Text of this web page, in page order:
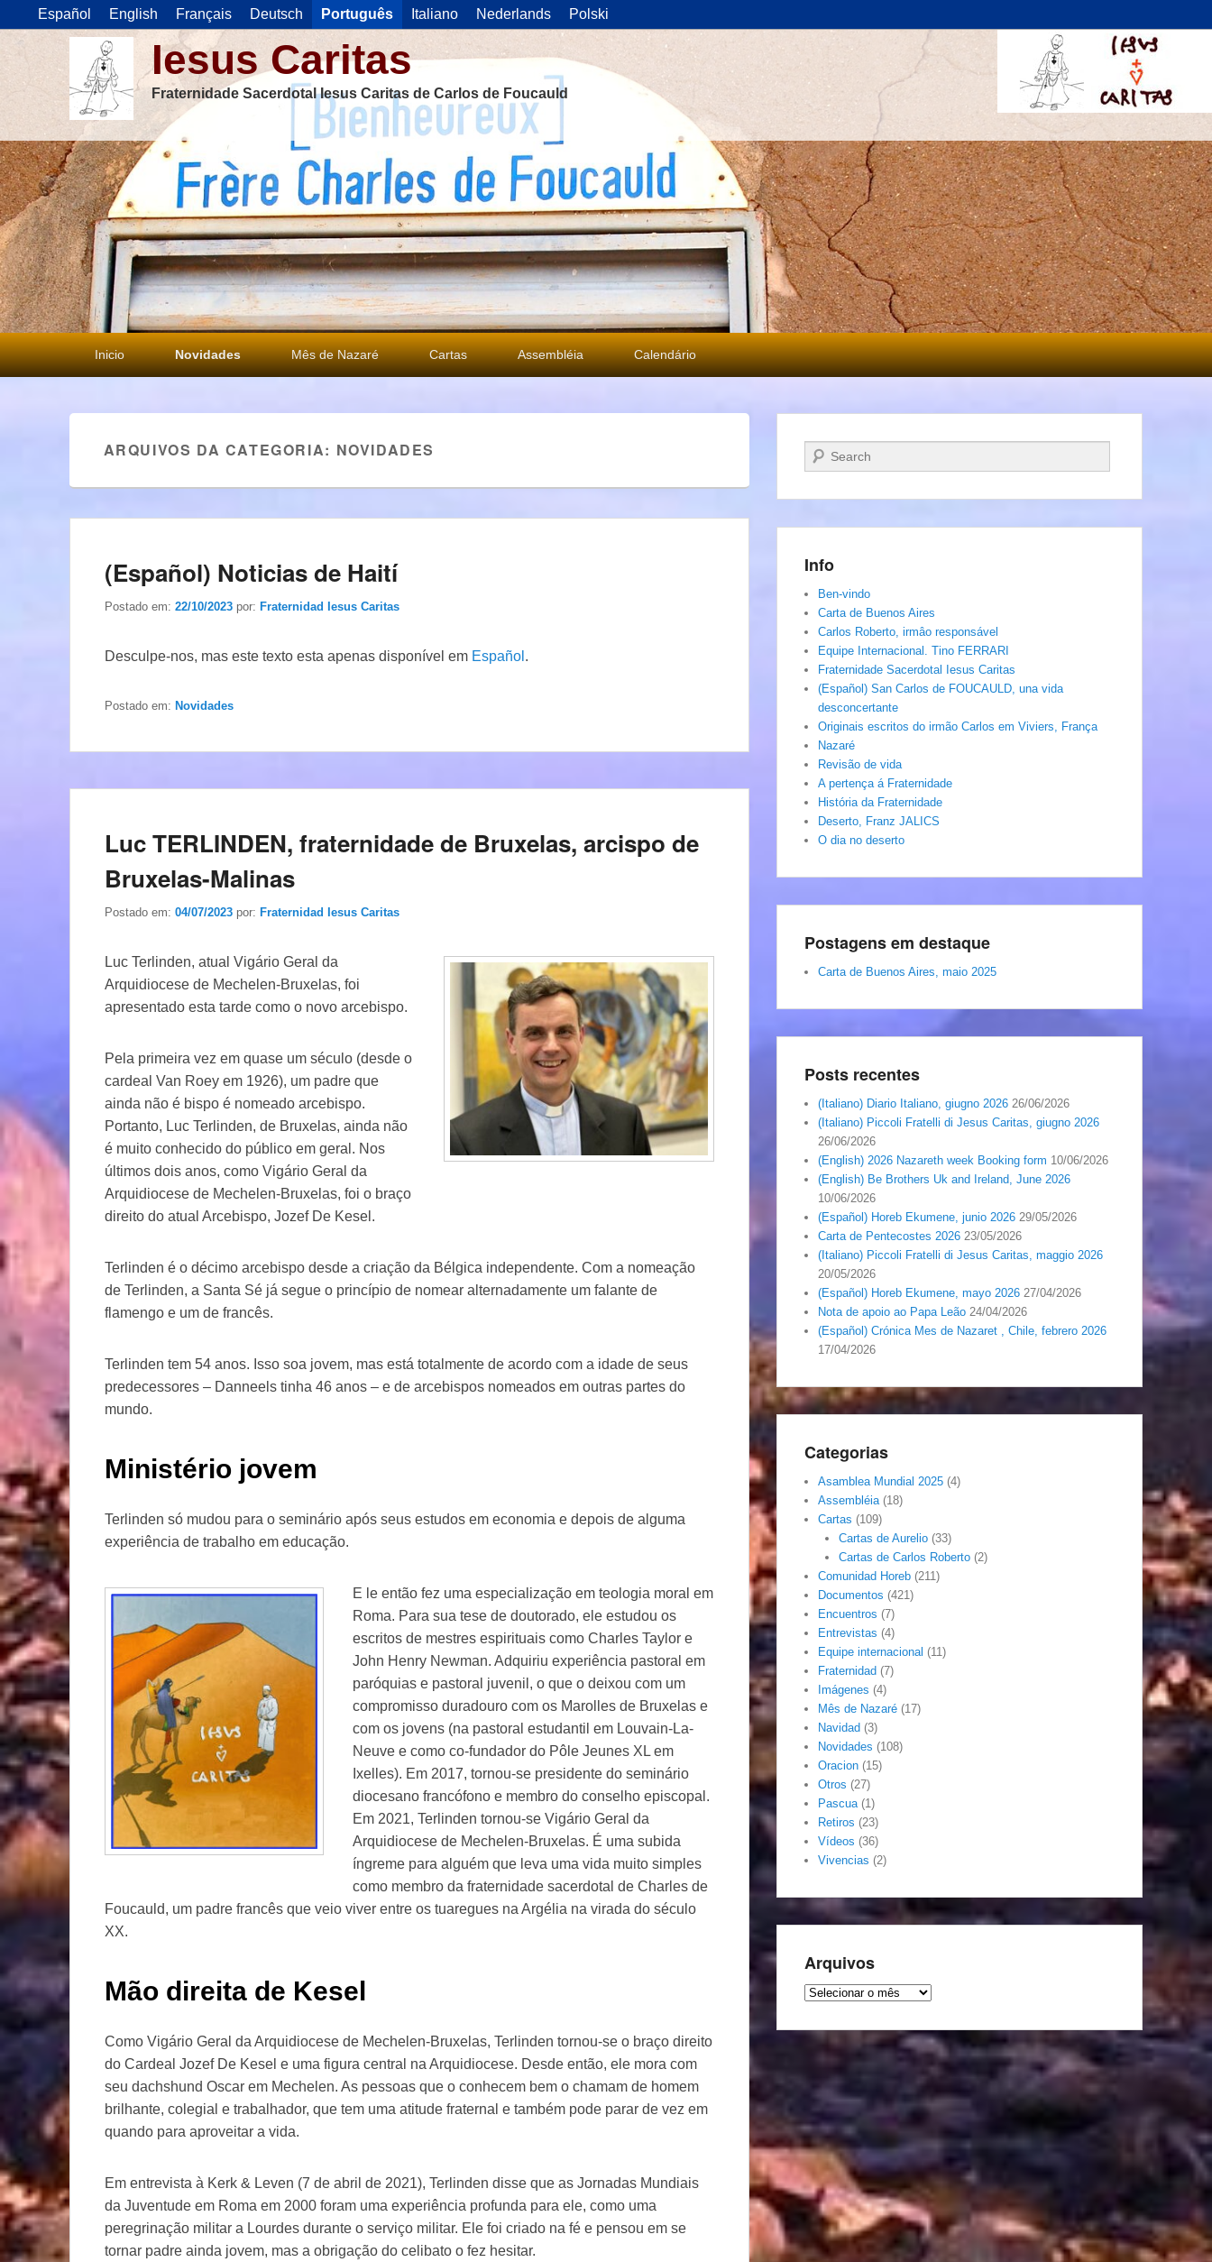
Español English Français Deutsch Português Italiano Nederlands Polski
Iesus Caritas
Fraternidade Sacerdotal Iesus Caritas de Carlos de Foucauld
Menu
principal
Inicio Novidades Mês de Nazaré Cartas Assembléia Calendário
ARQUIVOS DA CATEGORIA: NOVIDADES
(Español) Noticias de Haití
Postado em: 22/10/2023 por: Fraternidad Iesus Caritas
Desculpe-nos, mas este texto esta apenas disponível em Español .
Postado em: Novidades
Luc TERLINDEN, fraternidade de Bruxelas, arcispo de
Bruxelas-Malinas
Postado em: 04/07/2023 por: Fraternidad Iesus Caritas
Luc Terlinden, atual Vigário Geral da
Arquidiocese de Mechelen-Bruxelas, foi
apresentado esta tarde como o novo arcebispo.
Pela primeira vez em quase um século (desde o
cardeal Van Roey em 1926), um padre que
ainda não é bispo é nomeado arcebispo.
Portanto, Luc Terlinden, de Bruxelas, ainda não
é muito conhecido do público em geral. Nos
últimos dois anos, como Vigário Geral da
Arquidiocese de Mechelen-Bruxelas, foi o braço
direito do atual Arcebispo, Jozef De Kesel.
Terlinden é o décimo arcebispo desde a criação da Bélgica independente. Com a nomeação
de Terlinden, a Santa Sé já segue o princípio de nomear alternadamente um falante de
flamengo e um de francês.
Terlinden tem 54 anos. Isso soa jovem, mas está totalmente de acordo com a idade de seus
predecessores – Danneels tinha 46 anos – e de arcebispos nomeados em outras partes do
mundo.
Ministério jovem
Terlinden só mudou para o seminário após seus estudos em economia e depois de alguma
experiência de trabalho em educação.
E le então fez uma especialização em teologia moral em
Roma. Para sua tese de doutorado, ele estudou os
escritos de mestres espirituais como Charles Taylor e
John Henry Newman. Adquiriu experiência pastoral em
paróquias e pastoral juvenil, o que o deixou com um
compromisso duradouro com os Marolles de Bruxelas e
com os jovens (na pastoral estudantil em Louvain-La-
Neuve e como co-fundador do Pôle Jeunes XL em
Ixelles). Em 2017, tornou-se presidente do seminário
diocesano francófono e membro do conselho episcopal.
Em 2021, Terlinden tornou-se Vigário Geral da
Arquidiocese de Mechelen-Bruxelas. É uma subida
íngreme para alguém que leva uma vida muito simples
como membro da fraternidade sacerdotal de Charles de
Foucauld, um padre francês que veio viver entre os tuaregues na Argélia na virada do século
XX.
Mão direita de Kesel
Como Vigário Geral da Arquidiocese de Mechelen-Bruxelas, Terlinden tornou-se o braço direito
do Cardeal Jozef De Kesel e uma figura central na Arquidiocese. Desde então, ele mora com
seu dachshund Oscar em Mechelen. As pessoas que o conhecem bem o chamam de homem
brilhante, colegial e trabalhador, que tem uma atitude fraternal e também pode parar de vez em
quando para aproveitar a vida.
Em entrevista à Kerk & Leven (7 de abril de 2021), Terlinden disse que as Jornadas Mundiais
da Juventude em Roma em 2000 foram uma experiência profunda para ele, como uma
peregrinação militar a Lourdes durante o serviço militar. Ele foi criado na fé e pensou em se
tornar padre ainda jovem, mas a obrigação do celibato o fez hesitar.
Pesquisar…
Info
Ben-vindo
Carta de Buenos Aires
Carlos Roberto, irmâo responsável
Equipe Internacional. Tino FERRARI
Fraternidade Sacerdotal Iesus Caritas
(Español) San Carlos de FOUCAULD, una vida
desconcertante
Originais escritos do irmão Carlos em Viviers, França
Nazaré
Revisão de vida
A pertença á Fraternidade
História da Fraternidade
Deserto, Franz JALICS
O dia no deserto
Postagens em destaque
Carta de Buenos Aires, maio 2025
Posts recentes
(Italiano) Diario Italiano, giugno 2026 26/06/2026
(Italiano) Piccoli Fratelli di Jesus Caritas, giugno 2026
26/06/2026
(English) 2026 Nazareth week Booking form 10/06/2026
(English) Be Brothers Uk and Ireland, June 2026
10/06/2026
(Español) Horeb Ekumene, junio 2026 29/05/2026
Carta de Pentecostes 2026 23/05/2026
(Italiano) Piccoli Fratelli di Jesus Caritas, maggio 2026
20/05/2026
(Español) Horeb Ekumene, mayo 2026 27/04/2026
Nota de apoio ao Papa Leão 24/04/2026
(Español) Crónica Mes de Nazaret , Chile, febrero 2026
17/04/2026
Categorias
Asamblea Mundial 2025 (4)
Assembléia(18)
Cartas (109)
Cartas de Aurelio(33)
Cartas de Carlos Roberto(2)
Comunidad Horeb (211)
Documentos (421)
Encuentros (7)
Entrevistas (4)
Equipe internacional (11)
Fraternidad (7)
Imágenes (4)
Mês de Nazaré (17)
Navidad (3)
Novidades (108)
Oracion (15)
Otros (27)
Pascua(1)
Retiros (23)
Vídeos (36)
Vivencias (2)
Arquivos
Arquivos